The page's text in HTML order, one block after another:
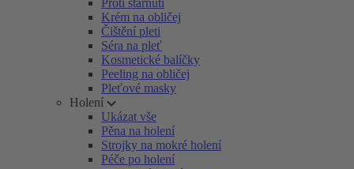
Proti stárnutí
Krém na obličej
Čištění pleti
Séra na pleť
Kosmetické balíčky
Peeling na obličej
Pleťové masky
Holení
Ukázat vše
Pěna na holení
Strojky na mokré holení
Péče po holení